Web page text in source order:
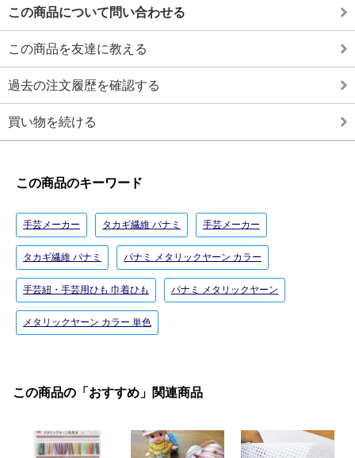
この商品について問い合わせる
この商品を友達に教える
過去の注文履歴を確認する
買い物を続ける
この商品のキーワード
手芸メーカー タカギ繊維 パナミ 手芸メーカー
タカギ繊維 パナミ パナミ メタリックヤーン カラー
手芸紐・手芸用ひも 巾着ひも パナミ メタリックヤーン
メタリックヤーン カラー 単色
この商品の「おすすめ」関連商品